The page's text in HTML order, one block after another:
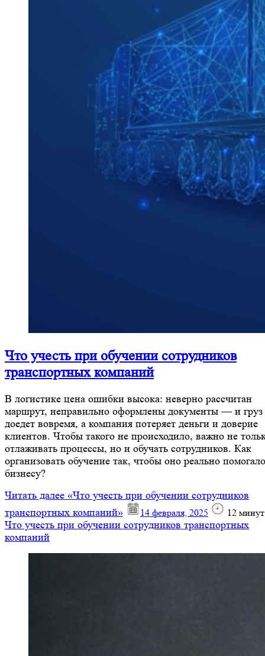
Что учесть при обучении сотрудников
транспортных компаний
В логистике цена ошибки высока: неверно рассчитан
маршрут, неправильно оформлены документы — и груз
доедет вовремя, а компания потеряет деньги и доверие
клиентов. Чтобы такого не происходило, важно не
отлаживать процессы, но и обучать сотрудников. Как
организовать обучение так, чтобы оно реально помогало
бизнесу?
Читать далее «Что учесть при обучении сотрудников
транспортных компаний»
14 февраля, 2025 12 минут
Что учесть при обучении сотрудников транспортных
компаний